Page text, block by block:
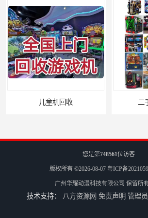
二手游戏机回收 游
您是第748561位访客
版权所有 ©2026-08-07 粤ICP备
广州华耀动漫科技有限公司 保留所
技术支持： 八方资源网 免责声明 管理